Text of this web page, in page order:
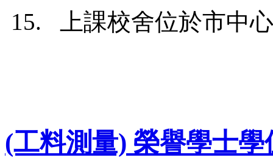
15. 上課校舍位於市中
(工料測量) 榮譽學士學